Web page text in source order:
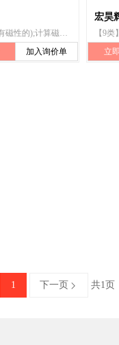
【9类】盘(有磁性的);计算磁盘;软盘;光盘;计算机键盘;鼠标(数据处理设备);电脑软件(录制好的);电子笔(视觉演示装置)
加入询价单
宏昊
立
1 下一页  共1页